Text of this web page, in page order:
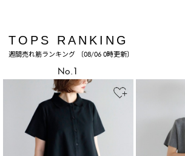
TOPS RANKING
週間売れ筋ランキング 〔08/06 0時更新〕
No.1